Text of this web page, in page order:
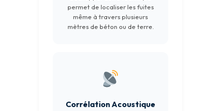
permet de localiser les fuites
même à travers plusieurs
mètres de béton ou de terre.
Corrélation Acoustique